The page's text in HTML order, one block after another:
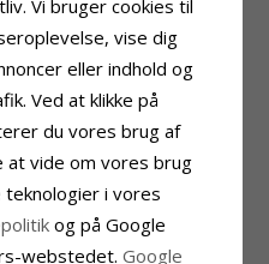
Slibning: Facetsleben
Farve: Hvid
Sten:Zirkon
Leveringstid
Leveringstid:2-3 Hverdage
KATEGORIEN
Vi bruger cookies til
vise dig
eller indhold og
Ved at klikke på
du vores brug af
at vide om vores brug
teknologier i vores
og på Google
webstedet. Google